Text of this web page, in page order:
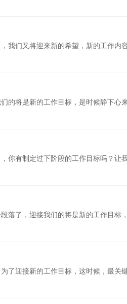
我们又将迎来新的希望，新的工作内
的将是新的工作目标，是时候静下心
你有制定过下阶段的工作目标吗？让
落了，迎接我们的将是新的工作目标
了迎接新的工作目标，这时候，最关